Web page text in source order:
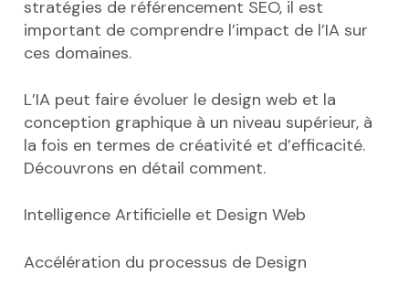
stratégies de référencement SEO, il est
important de comprendre l’impact de l’IA sur
ces domaines.
L’IA peut faire évoluer le design web et la
conception graphique à un niveau supérieur, à
la fois en termes de créativité et d’efficacité.
Découvrons en détail comment.
Intelligence Artificielle et Design Web
Accélération du processus de Design